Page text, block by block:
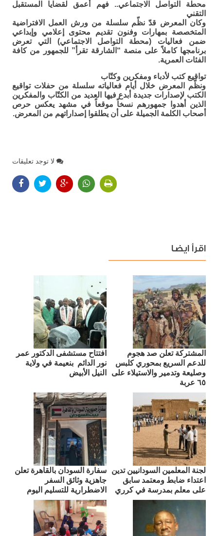
محطة التواصل الاجتماعي.. فهم أعمق لقضايا المستقبل
التقني
وكان المعرض قدّ نظّم سلسلة من ورش العمل الافتراضية
المتخصصة بمهارات وفنون تقديم محتوى إعلامي وإبداعي
ضمن فعاليات (محطة التواصل الاجتماعي) التي تعرض
برنامجها كاملاً على منصة “الشارقة تقرأ” للجمهور من كافة
الفئات العمرية.
تواقيع كتب لأدباء ومفكرين وكتّاب
ونظّم المعرض خلال أيام فعالياته سلسلة من حفلات تواقيع
الكتب لإصدارات جديدة أبدع فيها العديد من الكتّاب والمفكرين
الذين أهدوا جمهورهم نسخاً موقعاً في مشهد يعكس حرص
أصحاب الكلمة الجميلة على أن يطلقوا إصداراتهم من المعرض.
لا توجد تعليقات
اقرأ ايضا
المشتركة تعلن صد هجوم
للدعم السريع بمحوري كلبس
وصليعة وتدمير والاستيلاء على
٦٥ عربة
افتتاح مستشفى الدكتور عمر
نور الدائم بنعيمة في ولاية
النيل الأبيض
لجنة المعلمين السودانيين تدين
اعتداء ضابط ومعتمد سابق
على معلم بمدرسة في كرري
سفارة السودان بالقاهرة تعلن
جاهزية وثائق السفر
الاضطرارية للتسليم اليوم